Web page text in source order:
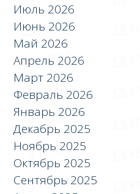
Июль 2026
Июнь 2026
Май 2026
Апрель 2026
Март 2026
Февраль 2026
Январь 2026
Декабрь 2025
Ноябрь 2025
Октябрь 2025
Сентябрь 2025